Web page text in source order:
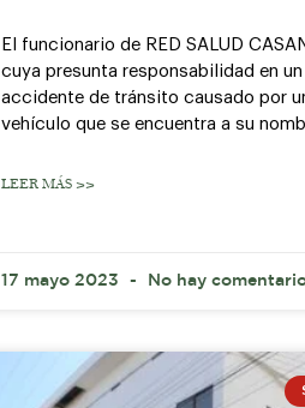
El funcionario de RED SALUD
cuya presunta responsabilidad en un
accidente de tránsito causado por
vehículo que se encuentra a su
LEER MÁS >>
17 mayo 2023 No hay